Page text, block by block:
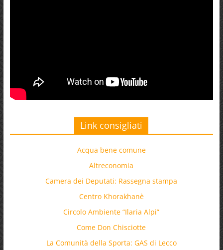
Link consigliati
Acqua bene comune
Altreconomia
Camera dei Deputati: Rassegna stampa
Centro Khorakhanè
Circolo Ambiente “Ilaria Alpi”
Come Don Chisciotte
La Comunità della Sporta: GAS di Lecco